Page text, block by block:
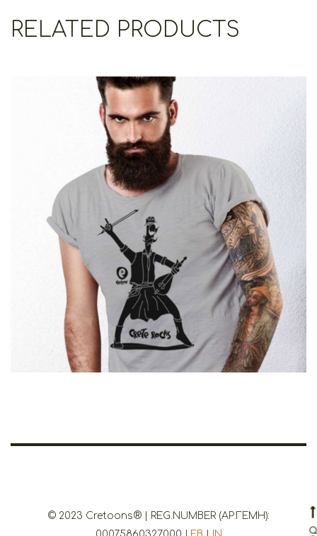
RELATED PRODUCTS
Cretoons Crete Rocks
14.00
–
€ 19.00Price
range:
€14.00
through
€19.00
© 2023 Cretoons® | REG.NUMBER (ΑΡ.ΓΕΜΗ):